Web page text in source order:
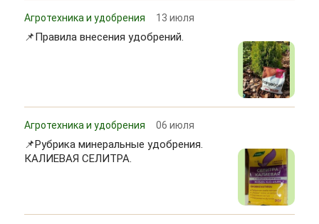
Агротехника и удобрения 13 июля
📌Правила внесения удобрений.
Агротехника и удобрения 06 июля
📌Рубрика минеральные удобрения.
КАЛИЕВАЯ СЕЛИТРА.